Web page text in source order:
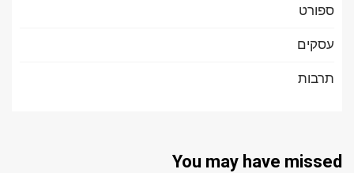
ספורט
עסקים
תרבות
You may have missed